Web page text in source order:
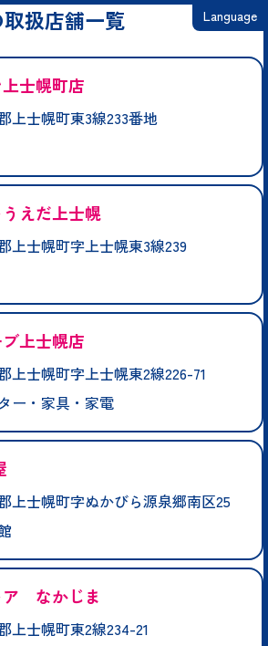
Language
한국어
取扱店舗一覧
士幌町店
上士幌町東3線233番地
えだ上士幌
上士幌町字上士幌東3線239
上士幌店
上士幌町字上士幌東2線226-71
ー・家具・家電
上士幌町字ぬかびら源泉郷南区25
ア なかじま
上士幌町東2線234-21